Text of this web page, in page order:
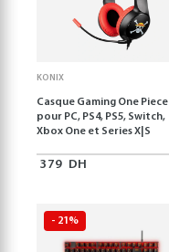
KONIX
Casque Gaming One Piece
pour PC, PS4, PS5, Switch,
Xbox One et Series X|S
379 DH
- 21%